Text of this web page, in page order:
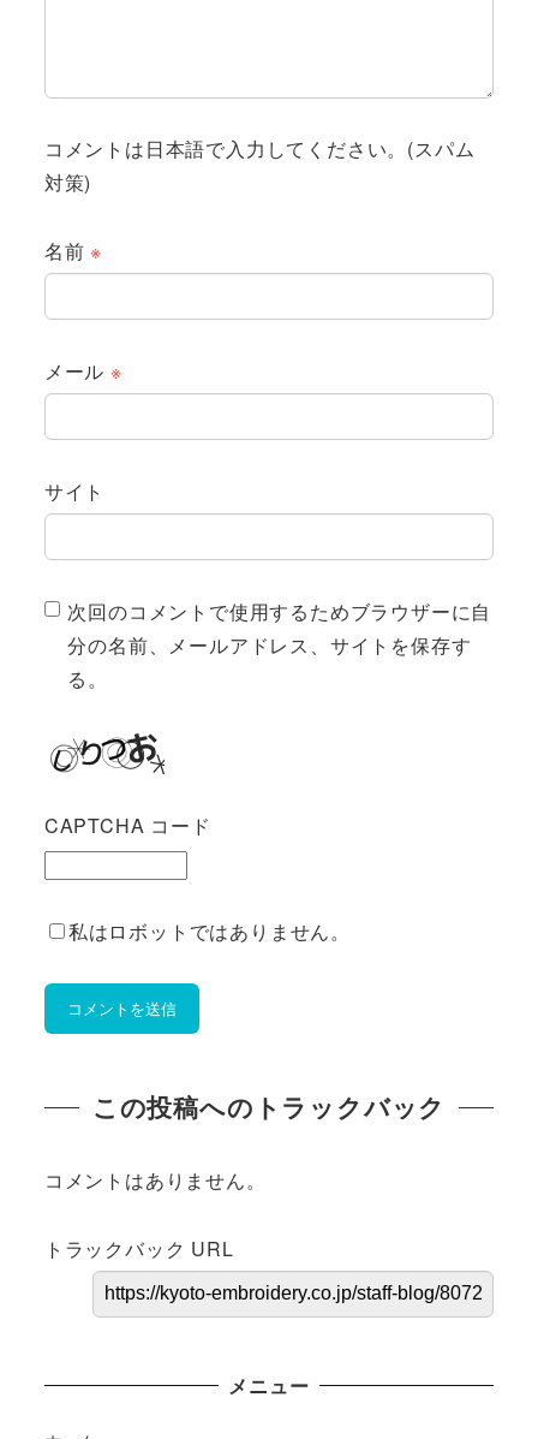
コメントは日本語で入力してください。(スパム
対策)
名前※
メール ※
サイト
次回のコメントで使用するためブラウザーに自
分の名前、メールアドレス、サイトを保存す
る。
CAPTCHA コード
私はロボットではありません。
この投稿へのトラックバック
コメントはありません。
トラックバック URL
メニュー